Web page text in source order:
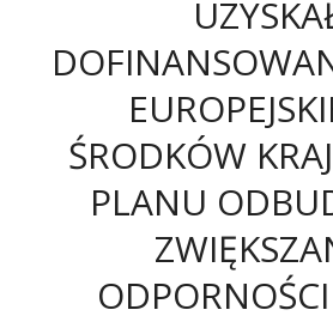
ŚRODKÓW
PLANU